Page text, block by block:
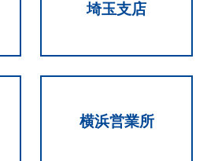
埼玉支店
横浜営業所